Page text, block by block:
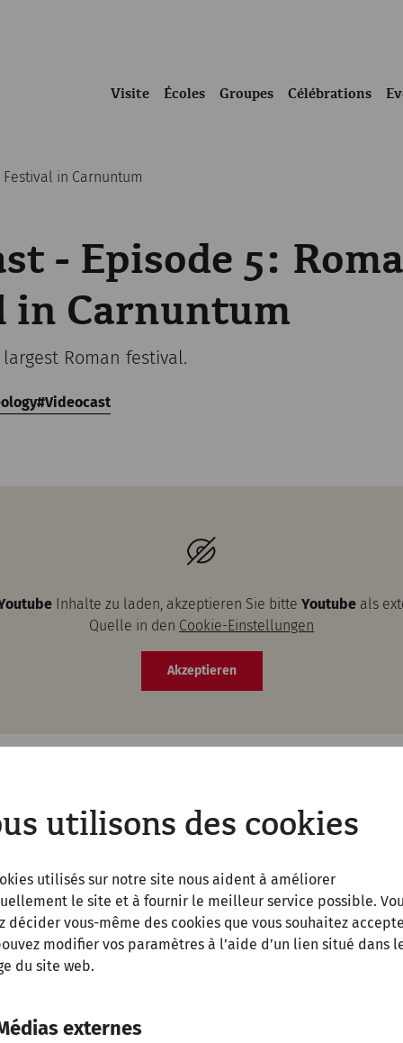
utilisons des cookies
utilisés sur notre site nous aident à améliorer
le site et à fournir le meilleur service possible.
décider vous-même des cookies que vous souhaitez
modifier vos paramètres à l’aide d’un lien situé dans
du site web.
externes
Visite Écoles Groupes Célébrations
in Carnuntum
- Episode 5:
in Carnuntum
Roman festival.
Videocast
Inhalte zu laden, akzeptieren Sie bitte Youtube als
Quelle in den Cookie-Einstellungen
Akzeptieren
08:30